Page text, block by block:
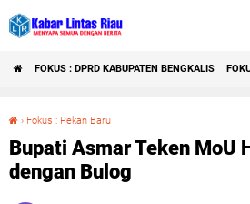
FOKUS : DPRD KABUPATEN BENGKALIS
› Fokus : Pekan Baru
Bupati Asmar Teken MoU
dengan Bulog